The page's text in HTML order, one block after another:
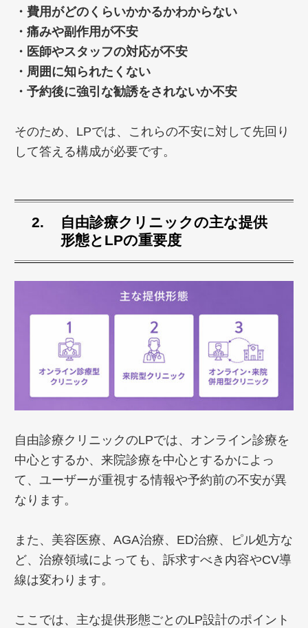
・費用がどのくらいかかるかわからない
・痛みや副作用が不安
・医師やスタッフの対応が不安
・周囲に知られたくない
・予約後に強引な勧誘をされないか不安
そのため、LPでは、これらの不安に対して先回り
して答える構成が必要です。
自由診療クリニックの主な提供
形態とLPの重要度
自由診療クリニックのLPでは、オンライン診療を
中心とするか、来院診療を中心とするかによっ
て、ユーザーが重視する情報や予約前の不安が異
なります。
また、美容医療、AGA治療、ED治療、ピル処方な
ど、治療領域によっても、訴求すべき内容やCV導
線は変わります。
ここでは、主な提供形態ごとのLP設計のポイント